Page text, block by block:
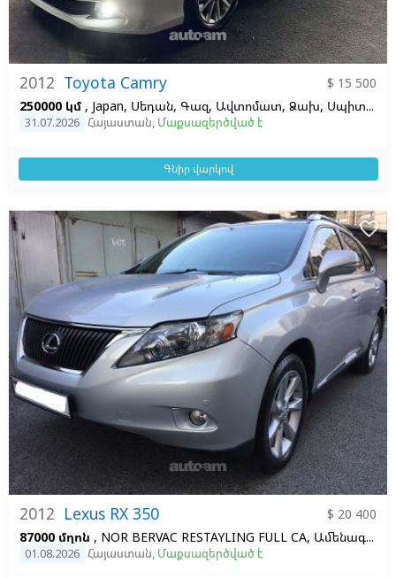
2012 Toyota Camry
$ 15 500
250000 կմ , Japan, Սեդան, Գազ, Ավտոմատ, Ձախ, Սպիտակ,
31.07.2026 Հայաստան, Մաքսազերծված է
Գնիր վարկով
2012 Lexus RX 350
$ 20 400
87000 մղոն , NOR BERVAC RESTAYLING FULL CA, Ամենագնաց, Բենզին, Ավտոմատ, Ձախ,
01.08.2026 Հայաստան, Մաքսազերծված է
favorite_border